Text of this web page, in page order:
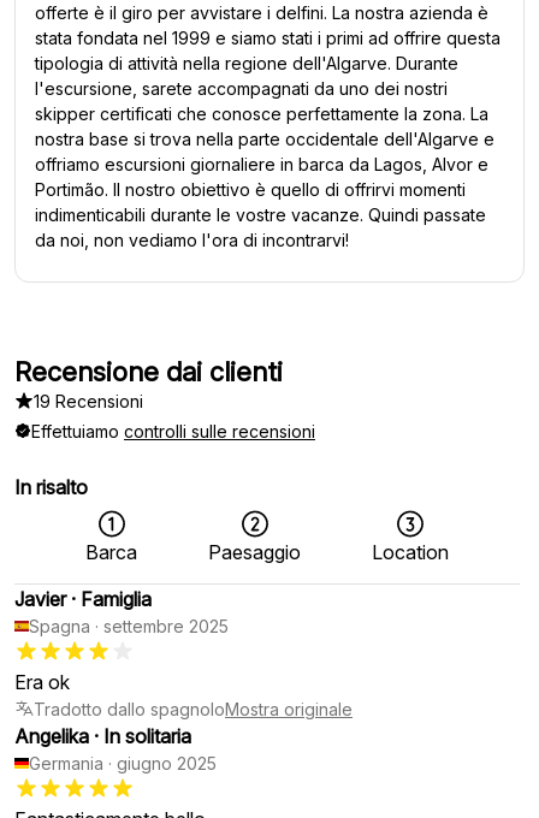
offerte è il giro per avvistare i delfini. La nostra azienda è
stata fondata nel 1999 e siamo stati i primi ad offrire questa
tipologia di attività nella regione dell'Algarve. Durante
l'escursione, sarete accompagnati da uno dei nostri
skipper certificati che conosce perfettamente la zona. La
nostra base si trova nella parte occidentale dell'Algarve e
offriamo escursioni giornaliere in barca da Lagos, Alvor e
Portimão. Il nostro obiettivo è quello di offrirvi momenti
indimenticabili durante le vostre vacanze. Quindi passate
da noi, non vediamo l'ora di incontrarvi!
Recensione dai clienti
19 Recensioni
Effettuiamo controlli sulle recensioni
In risalto
Barca Paesaggio
Location
Javier · Famiglia
Spagna · settembre 2025
Era ok
Tradotto dallo spagnoloMostra originale
Angelika · In solitaria
Germania · giugno 2025